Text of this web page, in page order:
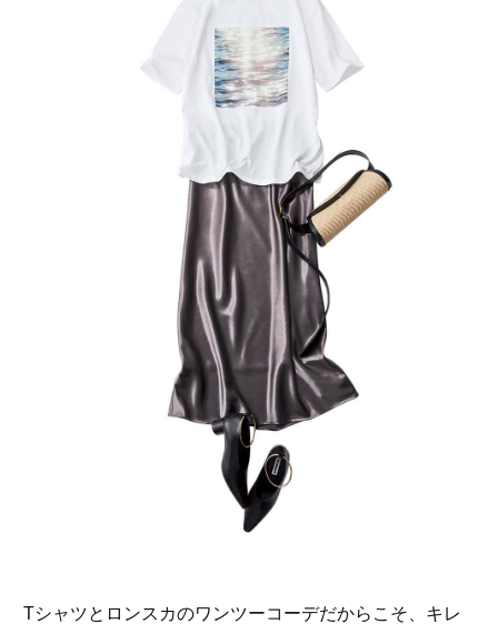
Tシャツとロンスカのワンツーコーデだからこそ、キレ